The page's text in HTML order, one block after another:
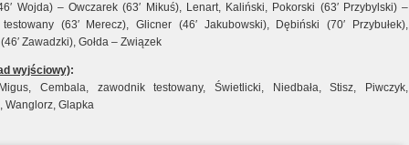
Wojda) – Owczarek (63′ Mikuś), Lenart, Kaliński, Pokorski (63′ Przybylski) –
(63′ Merecz), Glicner (46′ Jakubowski), Dębiński (70′ Przybułek),
Zawadzki), Gołda – Związek
wyjściowy):
Cembala, zawodnik testowany, Świetlicki, Niedbała, Stisz, Piwczyk,
Wanglorz, Glapka